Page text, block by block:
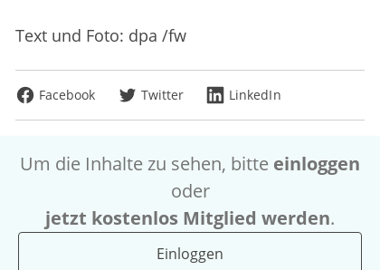
Text und Foto: dpa /fw
Facebook Twitter LinkedIn
Um die Inhalte zu sehen, bitte einloggen
oder
jetzt kostenlos Mitglied werden.
Einloggen